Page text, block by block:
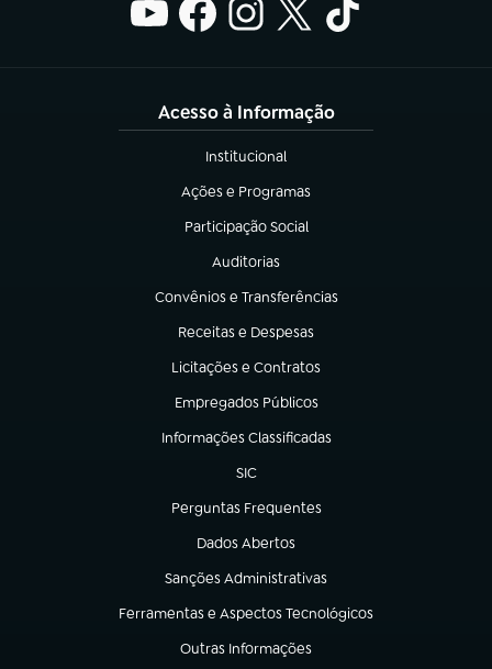
Acesso à Informação
Institucional
(abre em nova aba)
Ações e Programas
(abre em nova aba)
Participação Social
(abre em nova aba)
Auditorias
(abre em nova aba)
Convênios e Transferências
(abre em nova aba)
Receitas e Despesas
(abre em nova aba)
Licitações e Contratos
(abre em nova aba)
Empregados Públicos
(abre em nova aba)
Informações Classificadas
(abre em nova aba)
SIC
(abre em nova aba)
Perguntas Frequentes
(abre em nova aba)
Dados Abertos
(abre em nova aba)
Sanções Administrativas
(abre em nova aba)
Ferramentas e Aspectos Tecnológicos
(abre em nova aba)
Outras Informações
(abre em nova aba)